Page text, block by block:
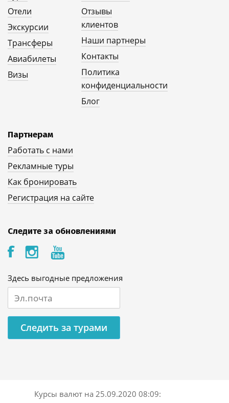
Отели
Экскурсии
Трансферы
Авиабилеты
Визы
Отзывы
клиентов
Наши партнеры
Контакты
Политика
конфиденциальности
Блог
Партнерам
Работать с нами
Рекламные туры
Как бронировать
Регистрация на сайте
Следите за обновлениями
Здесь выгодные предложения
Следить за турами
Курсы валют на 25.09.2020 08:09: